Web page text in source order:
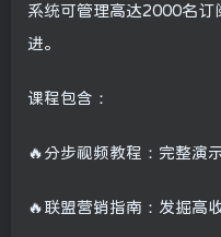
系统可管理高达2000名订
进。
课程包含：
🔥分步视频教程：完整演
🔥联盟营销指南：发掘高